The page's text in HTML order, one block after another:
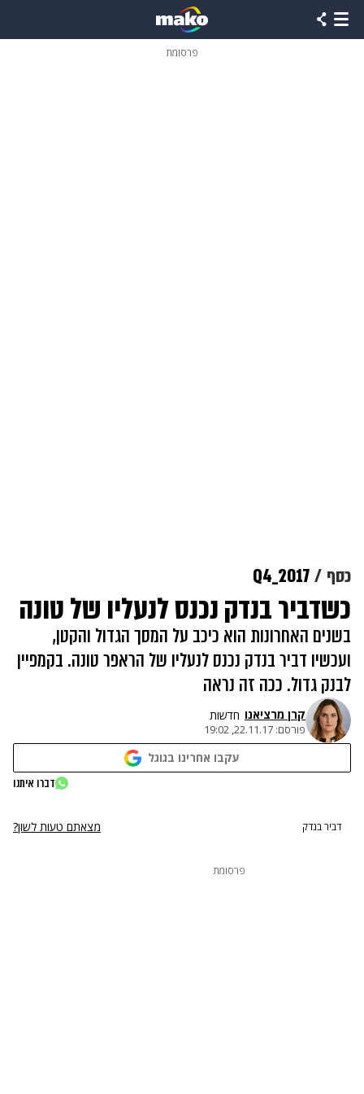
פרסומת
כסף Q4_2017
כשדביר בנדק נכנס לנעליו של טונה
בשנים האחרונות הוא כיכב על המסך הגדול והקטן,
ועכשיו דביר בנדק נכנס לנעליו של הראפר טונה. בקמפיין
לבנק גדול. ככה זה נראה
קרן מרציאנו חדשות
פורסם: 22.11.17, 19:02
עקבו אחרינו בגוגל
דברו איתנו
דביר בנדק מצאתם טעות לשון?
פרסומת